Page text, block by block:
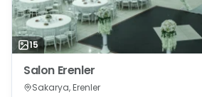
15
Salon Erenler
Sakarya, Erenler